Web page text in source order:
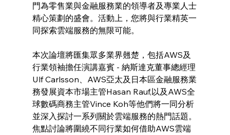
門為零售業與金融服務業的領導者及專業人士
精心策劃的盛會。活動上，您將與行業精英一
同探索雲端服務的無限可能。
本次論壇將匯集眾多業界翹楚，包括AWS及
行業領袖擔任演講嘉賓 - 納斯達克董事總經理
Ulf Carlsson、AWS亞太及日本區金融服務業
務發展資本市場主管Hasan Rauf,以及AWS全
球數碼商務主管Vince Koh等他們將一同分析
並深入探討一系列關於雲端服務的熱門話題。
焦點討論將圍繞不同行業如何借助AWS雲端